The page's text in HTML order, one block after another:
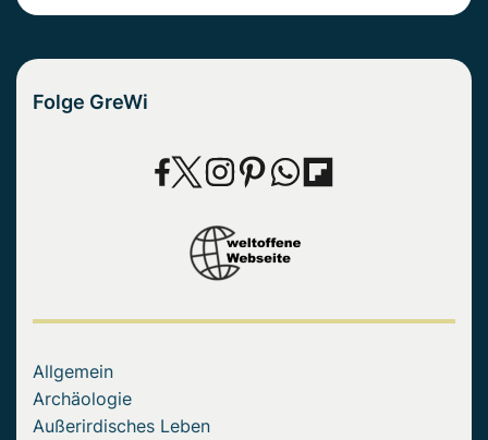
Folge GreWi
Allgemein
Archäologie
Außerirdisches Leben